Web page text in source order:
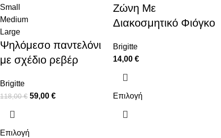
Small
Medium
Large
Ψηλόμεσο παντελόνι
με σχέδιο ρεβέρ
Brigitte
118,00€ 59,00 €
Επιλογή
Ζώνη Με
Διακοσμητικό Φιόγκο
Brigitte
14,00 €
Επιλογή